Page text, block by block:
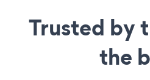
Trusted by
the